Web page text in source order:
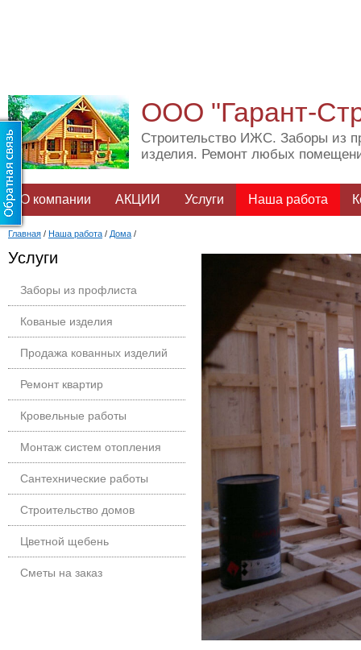
ООО "Гарант-
Строительство ИЖС. Заборы из
изделия. Ремонт любых
О компании АКЦИИ Услуги Наша работа
Главная / Наша работа / Дома /
Услуги
Заборы из профлиста
Кованые изделия
Продажа кованных изделий
Ремонт квартир
Кровельные работы
Монтаж систем отопления
Сантехнические работы
Строительство домов
Цветной щебень
Сметы на заказ